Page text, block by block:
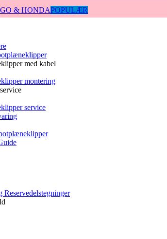
& HONDAPOPULÆR
med kabel
montering
service
Reservedelstegninger